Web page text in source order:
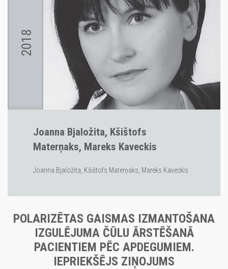
2018
Joanna Bjaložita, Kšištofs
Materņaks, Mareks Kaveckis
Joanna Bjaložita, Kšištofs Materņaks, Mareks Kaveckis
POLARIZĒTAS GAISMAS IZMANTOŠANA
IZGULĒJUMA ČŪLU ĀRSTĒŠANĀ
PACIENTIEM PĒC APDEGUMIEM.
IEPRIEKŠĒJS ZIŅOJUMS